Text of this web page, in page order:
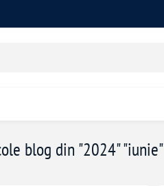
blog din "2024" "iunie"